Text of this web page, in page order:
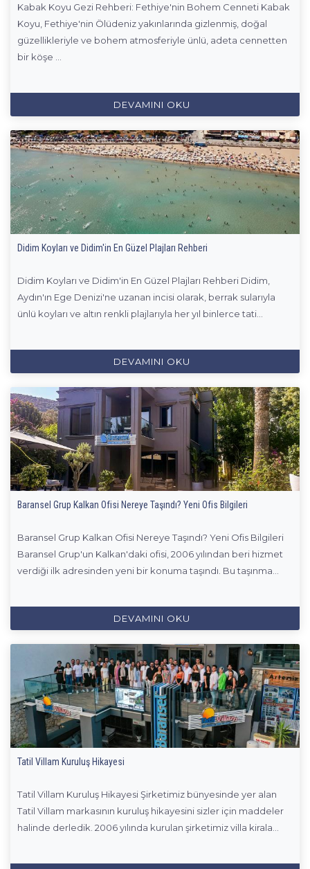
Kabak Koyu Gezi Rehberi: Fethiye'nin Bohem Cenneti Kabak
Koyu, Fethiye'nin Ölüdeniz yakınlarında gizlenmiş, doğal
güzellikleriyle ve bohem atmosferiyle ünlü, adeta cennetten
bir köşe ...
DEVAMINI OKU
Didim Koyları ve Didim'in En Güzel Plajları Rehberi
Didim Koyları ve Didim'in En Güzel Plajları Rehberi Didim,
Aydın'ın Ege Denizi'ne uzanan incisi olarak, berrak sularıyla
ünlü koyları ve altın renkli plajlarıyla her yıl binlerce tati...
DEVAMINI OKU
Baransel Grup Kalkan Ofisi Nereye Taşındı? Yeni Ofis Bilgileri
Baransel Grup Kalkan Ofisi Nereye Taşındı? Yeni Ofis Bilgileri
Baransel Grup'un Kalkan'daki ofisi, 2006 yılından beri hizmet
verdiği ilk adresinden yeni bir konuma taşındı. Bu taşınma...
DEVAMINI OKU
Tatil Villam Kuruluş Hikayesi
Tatil Villam Kuruluş Hikayesi Şirketimiz bünyesinde yer alan
Tatil Villam markasının kuruluş hikayesini sizler için maddeler
halinde derledik. 2006 yılında kurulan şirketimiz villa kirala...